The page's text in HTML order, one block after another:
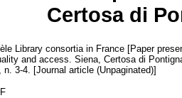
Certosa di
Library consortia in France [Paper
and access. Siena, Certosa di
n. 3-4. [Journal article (Unpaginated)]